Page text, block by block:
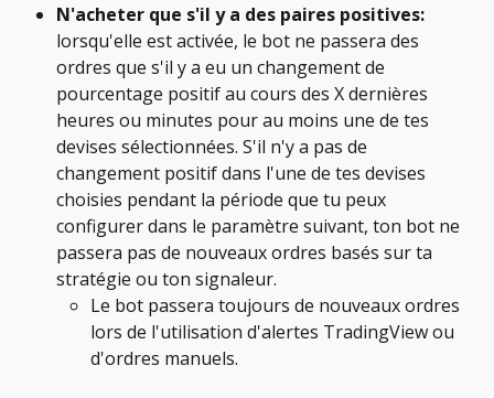
N'acheter que s'il y a des paires positives:
lorsqu'elle est activée, le bot ne passera des
ordres que s'il y a eu un changement de
pourcentage positif au cours des X dernières
heures ou minutes pour au moins une de tes
devises sélectionnées. S'il n'y a pas de
changement positif dans l'une de tes devises
choisies pendant la période que tu peux
configurer dans le paramètre suivant, ton bot ne
passera pas de nouveaux ordres basés sur ta
stratégie ou ton signaleur.
Le bot passera toujours de nouveaux ordres
lors de l'utilisation d'alertes TradingView ou
d'ordres manuels.